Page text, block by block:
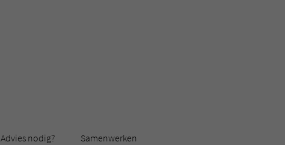
Advies nodig? Samenwerken